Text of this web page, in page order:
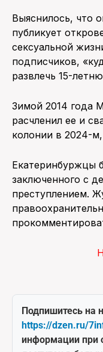
Выяснилось, что
публикует
сексуальной
подписчиков,
развлечь 15-
Зимой 2014 года
расчленил ее и
колонии в 2024-м,
Екатеринбуржцы
заключенного с
преступлением.
Подпишитесь на
https://dzen.ru/
информации при